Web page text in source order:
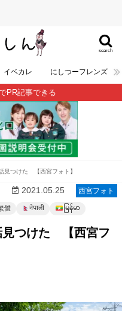
search
イベカレ にしつーフレンズ
PR記事できる
見つけた 【西宮フォト】
西宮フォト
2021.05.25
體 नेपाली မြန်မာ
見つけた 【西宮フ